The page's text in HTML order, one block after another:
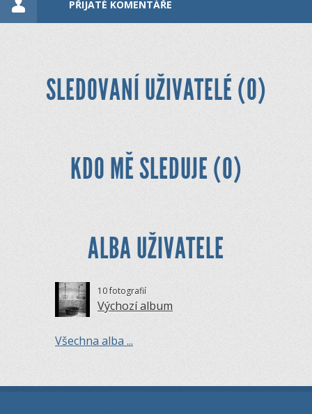
PŘIJATÉ KOMENTÁŘE
SLEDOVANÍ UŽIVATELÉ (0)
KDO MĚ SLEDUJE (0)
ALBA UŽIVATELE
10 fotografií
Výchozí album
Všechna alba ...